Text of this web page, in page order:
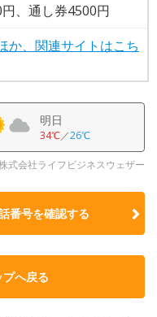
、通し券4500円
か、関連サイトはこち
明日
34℃／26℃
式会社ライフビジネスウェザー
番号を確認する
へ戻る